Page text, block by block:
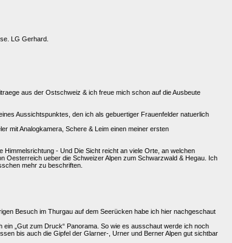
LG Gerhard.
aus der Ostschweiz & ich freue mich schon auf die Ausbeute
Aussichtspunktes, den ich als gebuertiger Frauenfelder natuerlich
mit Analogkamera, Schere & Leim einen meiner ersten
Himmelsrichtung - Und Die Sicht reicht an viele Orte, an welchen
Oesterreich ueber die Schweizer Alpen zum Schwarzwald & Hegau. Ich
mehr zu beschriften.
Besuch im Thurgau auf dem Seerücken habe ich hier nachgeschaut
ein „Gut zum Druck“ Panorama. So wie es ausschaut werde ich noch
bis auch die Gipfel der Glarner-, Urner und Berner Alpen gut sichtbar